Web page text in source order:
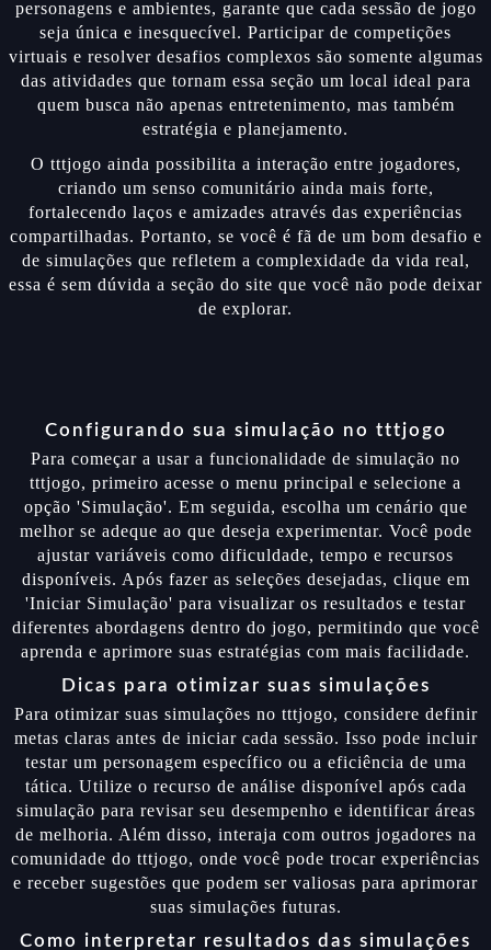
personagens e ambientes, garante que cada sessão de jogo
seja única e inesquecível. Participar de competições
virtuais e resolver desafios complexos são somente algumas
das atividades que tornam essa seção um local ideal para
quem busca não apenas entretenimento, mas também
estratégia e planejamento.
O tttjogo ainda possibilita a interação entre jogadores,
criando um senso comunitário ainda mais forte,
fortalecendo laços e amizades através das experiências
compartilhadas. Portanto, se você é fã de um bom desafio e
de simulações que refletem a complexidade da vida real,
essa é sem dúvida a seção do site que você não pode deixar
de explorar.
Configurando sua simulação no tttjogo
Para começar a usar a funcionalidade de simulação no
tttjogo, primeiro acesse o menu principal e selecione a
opção 'Simulação'. Em seguida, escolha um cenário que
melhor se adeque ao que deseja experimentar. Você pode
ajustar variáveis como dificuldade, tempo e recursos
disponíveis. Após fazer as seleções desejadas, clique em
'Iniciar Simulação' para visualizar os resultados e testar
diferentes abordagens dentro do jogo, permitindo que você
aprenda e aprimore suas estratégias com mais facilidade.
Dicas para otimizar suas simulações
Para otimizar suas simulações no tttjogo, considere definir
metas claras antes de iniciar cada sessão. Isso pode incluir
testar um personagem específico ou a eficiência de uma
tática. Utilize o recurso de análise disponível após cada
simulação para revisar seu desempenho e identificar áreas
de melhoria. Além disso, interaja com outros jogadores na
comunidade do tttjogo, onde você pode trocar experiências
e receber sugestões que podem ser valiosas para aprimorar
suas simulações futuras.
Como interpretar resultados das simulações